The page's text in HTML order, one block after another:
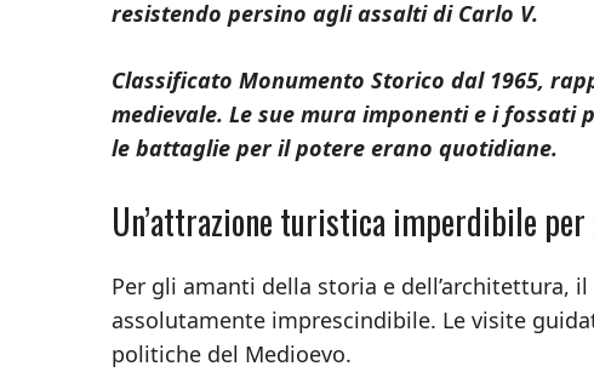
resistendo persino agli assalti di Carlo V.
Classificato Monumento Storico dal 1965,
medievale. Le sue mura imponenti e i fossati
le battaglie per il potere erano quotidiane.
Un’attrazione turistica imperdibile
Per gli amanti della storia e dell’architettura,
assolutamente imprescindibile. Le visite
politiche del Medioevo.